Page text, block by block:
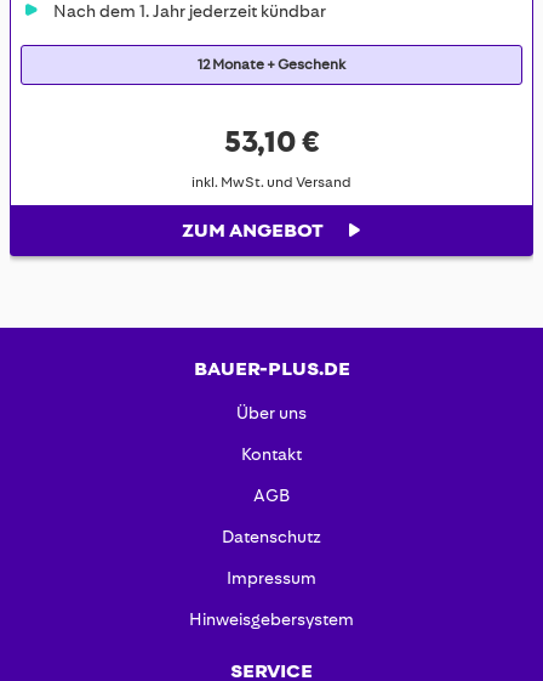
Nach dem 1. Jahr jederzeit kündbar
12 Monate + Geschenk
53,10 €
inkl. MwSt. und Versand
ZUM ANGEBOT
BAUER-PLUS.DE
Über uns
Kontakt
AGB
Datenschutz
Impressum
Hinweisgebersystem
SERVICE